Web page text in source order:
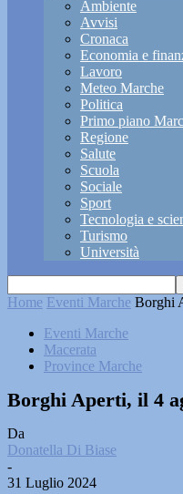
Ambiente
Avvisi
Cronaca
Economia e
Lavoro
Meteo Marche
Politica
Primo piano
Regione
Salute
Scuola
Sociale
Sport
Tecnologia e
Turismo
Università
Home Eventi Marche Borghi
Eventi Marche
Macerata
Province Marche
Borghi Aperti, il 4
Da
Donatella Di Biase
-
31 Luglio 2024